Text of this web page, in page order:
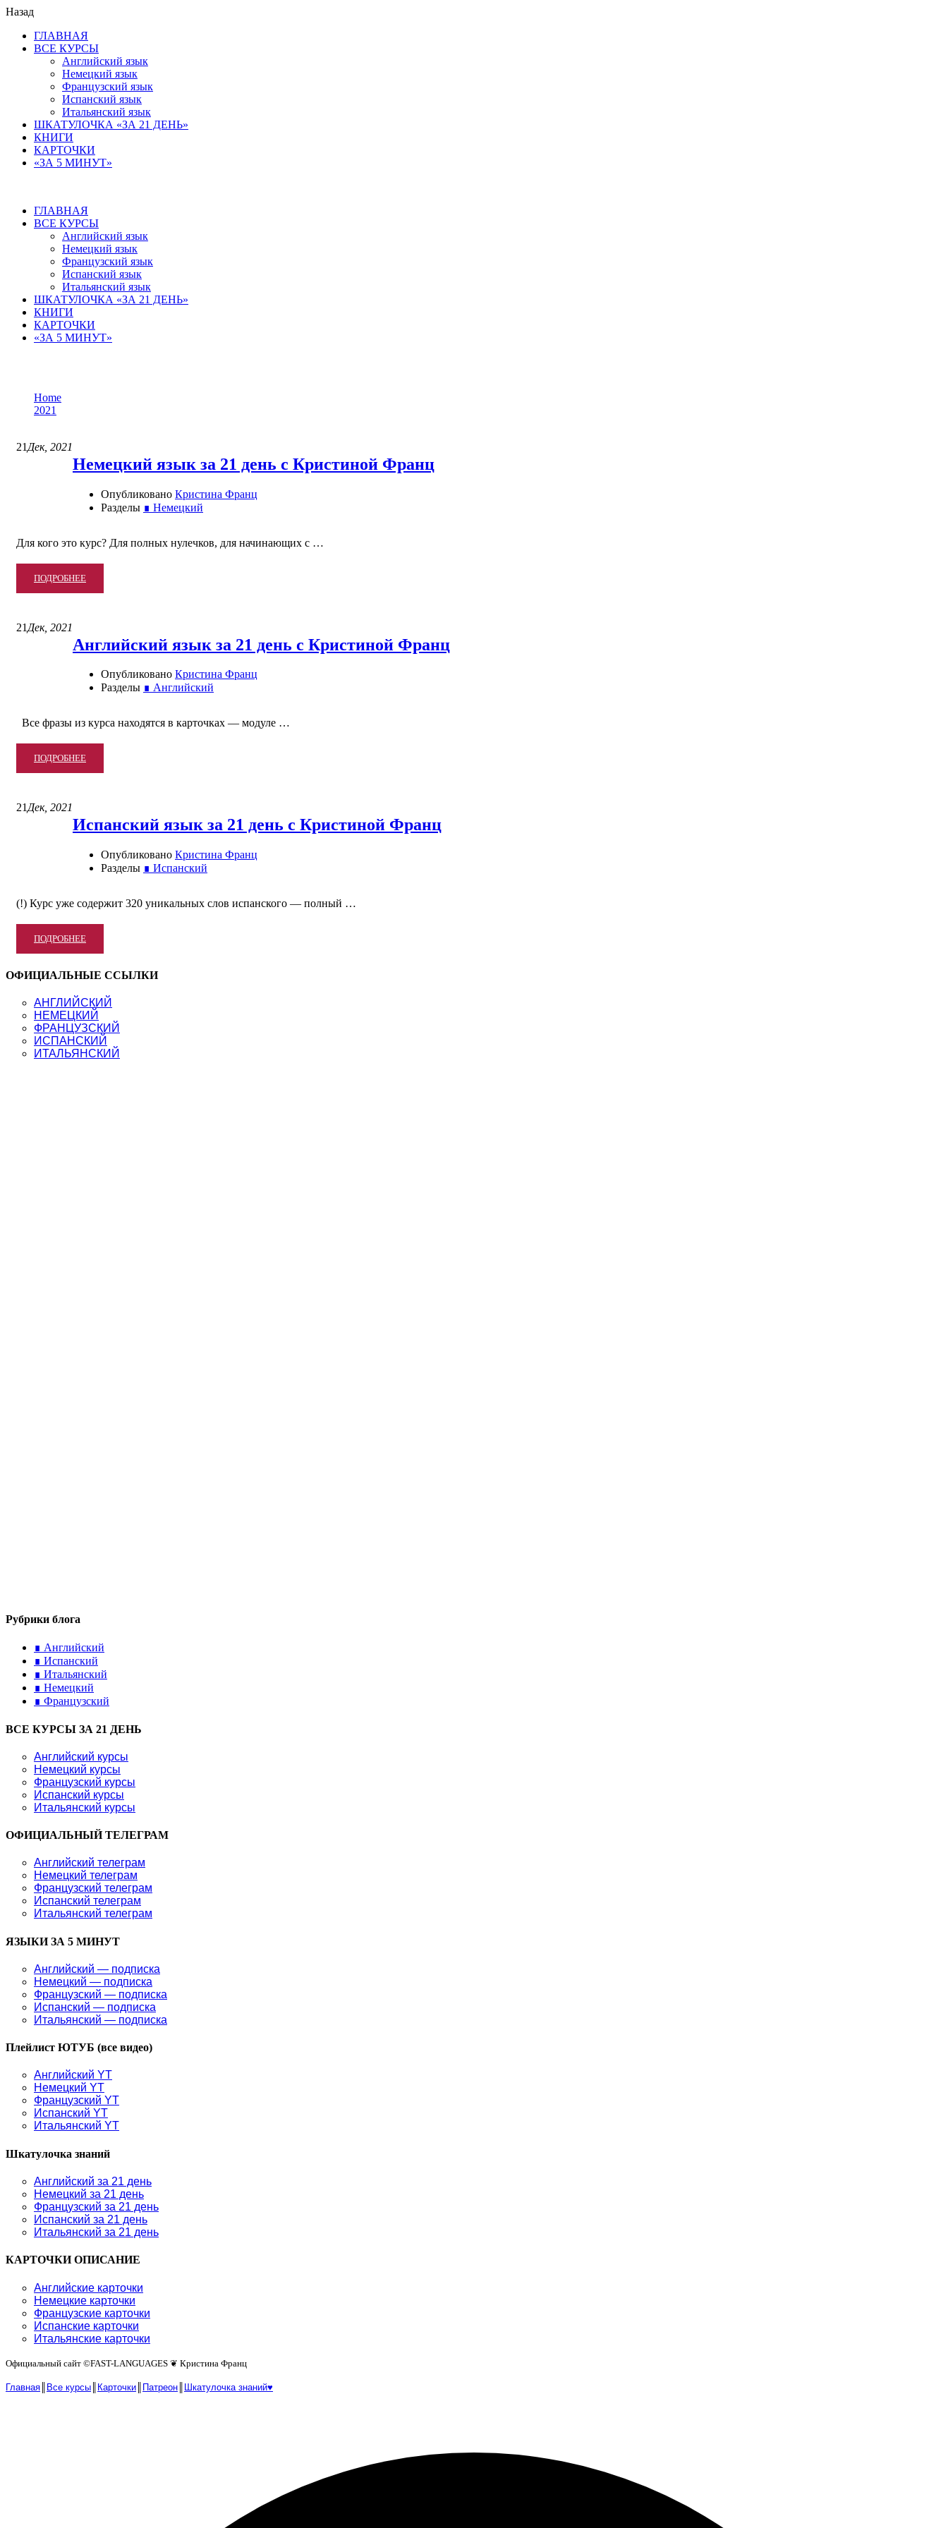
Назад
ГЛАВНАЯ
ВСЕ КУРСЫ
Английский язык
Немецкий язык
Французский язык
Испанский язык
Итальянский язык
ШКАТУЛОЧКА «ЗА 21 ДЕНЬ»
КНИГИ
КАРТОЧКИ
«ЗА 5 МИНУТ»
ГЛАВНАЯ
ВСЕ КУРСЫ
Английский язык
Немецкий язык
Французский язык
Испанский язык
Итальянский язык
ШКАТУЛОЧКА «ЗА 21 ДЕНЬ»
КНИГИ
КАРТОЧКИ
«ЗА 5 МИНУТ»
Home
2021
21 Дек, 2021
Немецкий язык за 21 день с Кристиной Франц
Опубликовано Кристина Франц
Разделы ∎ Немецкий
Для кого это курс? Для полных нулечков, для начинающих с …
READ
MORE
ЯЗЫК
ФРАНЦ
ПОДРОБНЕЕ
21 Дек, 2021
Английский язык за 21 день с Кристиной Франц
Опубликовано Кристина Франц
Разделы ∎ Английский
Все фразы из курса находятся в карточках — модуле …
READ
MORE
ЯЗЫК
ФРАНЦ
ПОДРОБНЕЕ
21Дек, 2021
Испанский язык за 21 день с Кристиной Франц
Опубликовано Кристина Франц
Разделы ∎ Испанский
(!) Курс уже содержит 320 уникальных слов испанского — полный …
READ
MORE
ИСПАНСКИЙ
ЗА
21
ДЕНЬ
С
ПОДРОБНЕЕ
ОФИЦИАЛЬНЫЕ ССЫЛКИ
АНГЛИЙСКИЙ
НЕМЕЦКИЙ
ФРАНЦУЗСКИЙ
ИСПАНСКИЙ
ИТАЛЬЯНСКИЙ
Рубрики блога
∎ Английский
∎ Испанский
∎ Итальянский
∎ Немецкий
∎ Французский
ВСЕ КУРСЫ ЗА 21 ДЕНЬ
Английский курсы
Немецкий курсы
Французский курсы
Испанский курсы
Итальянский курсы
ОФИЦИАЛЬНЫЙ ТЕЛЕГРАМ
Английский телеграм
Немецкий телеграм
Французский телеграм
Испанский телеграм
Итальянский телеграм
ЯЗЫКИ ЗА 5 МИНУТ
Английский — подписка
Немецкий — подписка
Французский — подписка
Испанский — подписка
Итальянский — подписка
Плейлист ЮТУБ (все видео)
Английский YT
Немецкий YT
Французский YT
Испанский YT
Итальянский YT
Шкатулочка знаний
Английский за 21 день
Немецкий за 21 день
Французский за 21 день
Испанский за 21 день
Итальянский за 21 день
КАРТОЧКИ ОПИСАНИЕ
Английские карточки
Немецкие карточки
Французские карточки
Испанские карточки
Итальянские карточки
Официальный сайт ©️FAST-LANGUAGES ❦ Кристина Франц
Главная Все курсы Карточки Патреон Шкатулочка знаний♥︎